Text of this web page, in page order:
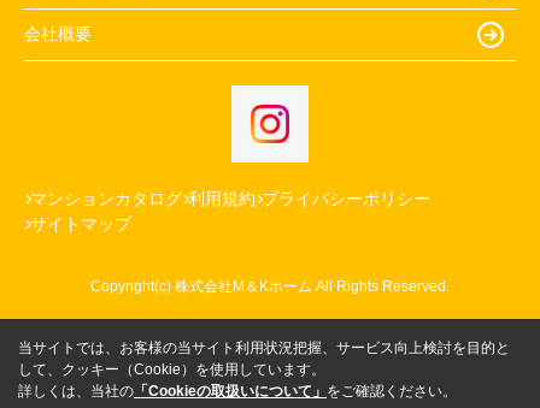
会社概要
マンションカタログ 利用規約 プライバシーポリシー
サイトマップ
Copyright(c) 株式会社M＆Kホーム All Rights Reserved.
当サイトでは、お客様の当サイト利用状況把握、サービス向上検討を目的と
して、クッキー（Cookie）を使用しています。
詳しくは、当社の 「Cookieの取扱いについて」 をご確認ください。